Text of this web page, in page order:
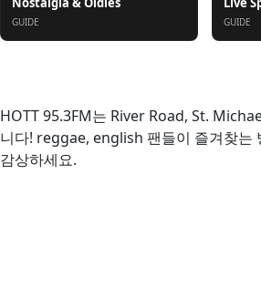
GUIDE GUIDE
HOTT 95.3FM는 River Road, St.
니다! reggae, english 팬들이 즐겨찾는
감상하세요.